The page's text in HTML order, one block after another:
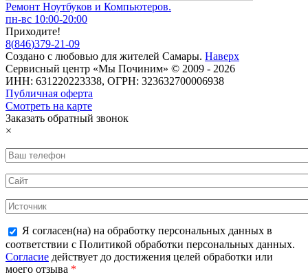
Ремонт Ноутбуков и Компьютеров.
пн-вс 10:00-20:00
Приходите!
8(846)379-21-09
Создано с любовью для жителей Самары. Наверх
Сервисный центр «Мы Починим» © 2009 - 2026
ИНН: 631220223338, ОГРН: 323632700006938
Публичная оферта
Смотреть на карте
Заказать обратный звонок
×
Я согласен(на) на обработку персональных данных в
соответствии с Политикой обработки персональных данных.
Согласие действует до достижения целей обработки или
моего отзыва *